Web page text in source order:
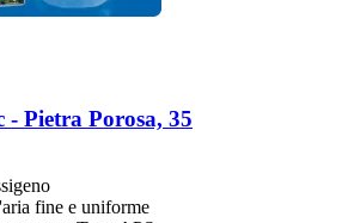
-​ Pietra Porosa, 35
fine e uniforme